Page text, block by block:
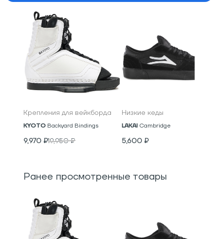
Крепления для вейкборда
KYOTO Backyard Bindings
9,970 ₽19,950₽
Низкие кеды
LAKAI Cambridge
5,600 ₽
Ранее просмотренные товары